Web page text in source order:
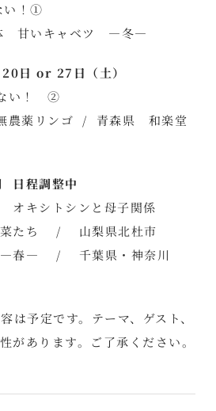
い！①
甘いキャベツ ―冬―
日 or 27日（土）
い！ ②
農薬リンゴ / 青森県 和楽堂
程調整中
オキシトシンと母子関係
菜たち / 山梨県北杜市
―春― / 千葉県・神奈川
は予定です。テーマ、ゲスト、
があります。ご了承ください。